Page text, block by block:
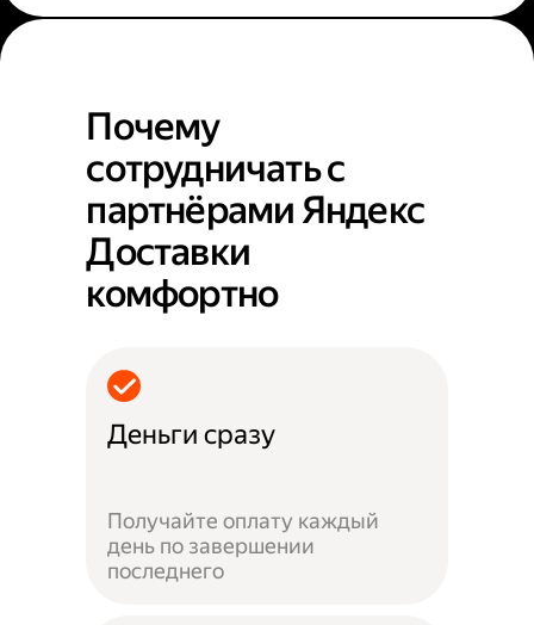
Почему
сотрудничать с
партнёрами Яндекс
Доставки
комфортно
Деньги сразу
Получайте оплату каждый
день по завершении
последнего